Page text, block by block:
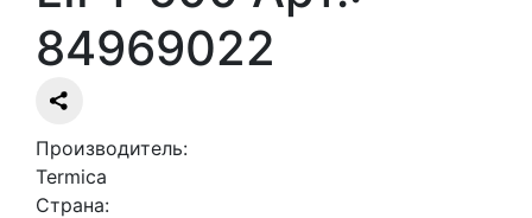
84969022
Производитель:
Termica
Страна: